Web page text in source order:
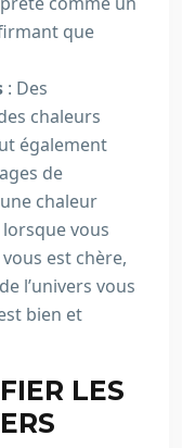
que
: Des
chaleurs
également
de
chaleur
vous
est chère,
l’univers vous
bien et
LES